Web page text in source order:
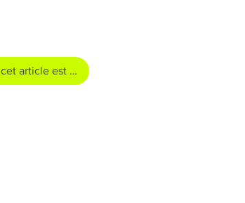
article est disponible